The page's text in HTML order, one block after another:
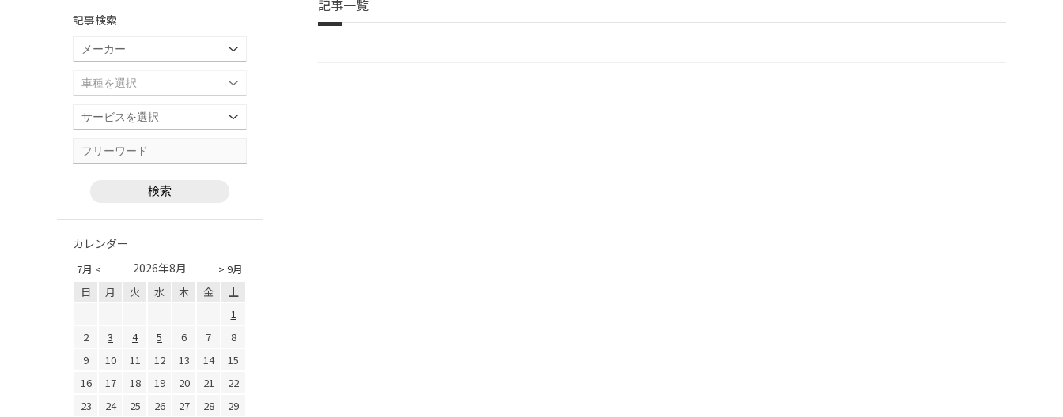
記事一覧
記事検索
カレンダー
7月 < > 9月
2026年8月
日 月 火 水 木 金
土
1
2
3 4 5 6 7
8
9
10 11 12 13 14
15
16
17 18 19 20 21
22
23
24 25 26 27 28
29